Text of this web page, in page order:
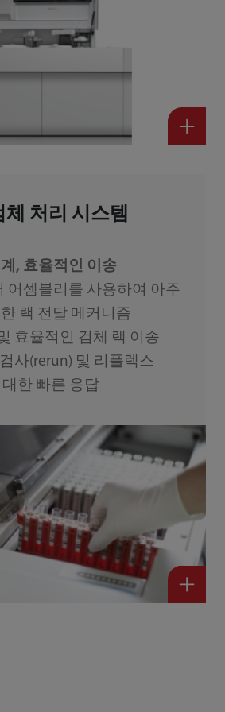
체 처리 시스템
, 효율적인 이송
어셈블리를 사용하여 아주
랙 전달 메커니즘
효율적인 검체 랙 이송
검사(rerun) 및 리플렉스
한 빠른 응답